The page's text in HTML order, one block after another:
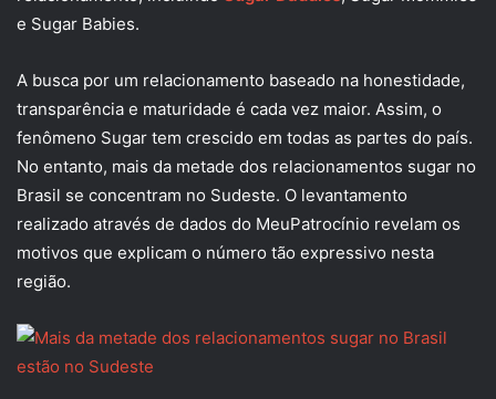
e Sugar Babies.
A busca por um relacionamento baseado na honestidade,
transparência e maturidade é cada vez maior. Assim, o
fenômeno Sugar tem crescido em todas as partes do país.
No entanto, mais da metade dos relacionamentos sugar no
Brasil se concentram no Sudeste. O levantamento
realizado através de dados do MeuPatrocínio revelam os
motivos que explicam o número tão expressivo nesta
região.